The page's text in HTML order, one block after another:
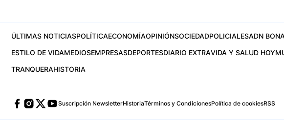
ÚLTIMAS NOTICIASPOLÍTICAECONOMÍAOPINIÓNSOCIEDADPOLICIALESADN
ESTILO DE VIDAMEDIOSEMPRESASDEPORTESDIARIO EXTRAVIDA Y SALUD HOY
TRANQUERAHISTORIA
Suscripción NewsletterHistoriaTérminos y CondicionesPolítica de cookiesRSS